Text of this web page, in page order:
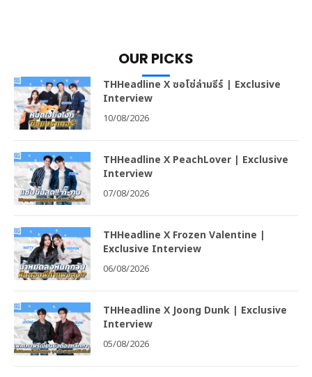
OUR PICKS
THHeadline X ซอโซ่ล่ามธีร์ | Exclusive
Interview
10/08/2026
THHeadline X PeachLover | Exclusive
Interview
07/08/2026
THHeadline X Frozen Valentine |
Exclusive Interview
06/08/2026
THHeadline X Joong Dunk | Exclusive
Interview
05/08/2026